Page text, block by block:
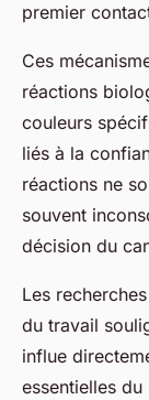
premier
Ces
réactions
couleurs
liés à la
réactions ne
souvent
décision du
Les
du travail
influe
essentielles